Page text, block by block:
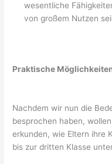
wesentliche
von großem Nutzen
Praktische
Nachdem wir nun die
besprochen haben,
erkunden, wie Eltern ihre
bis zur dritten Klasse